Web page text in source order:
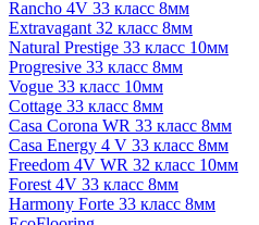
Rancho 4V 33 класс 8мм
Extravagant 32 класс 8мм
Natural Prestige 33 класс 10мм
Progresive 33 класс 8мм
Vogue 33 класс 10мм
Cottage 33 класс 8мм
Casa Corona WR 33 класс 8мм
Casa Energy 4 V 33 класс 8мм
Freedom 4V WR 32 класс 10мм
Forest 4V 33 класс 8мм
Harmony Forte 33 класс 8мм